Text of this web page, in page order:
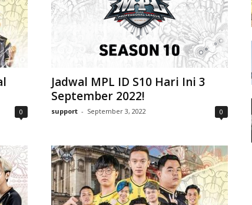
0
Jadwal MPL ID S10 Hari Ini 3
September 2022!
support - September 3, 2022 0